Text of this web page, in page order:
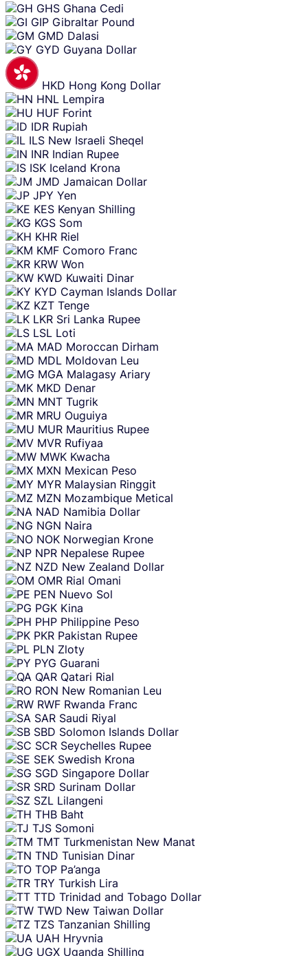
GHS Ghana Cedi
GIP Gibraltar Pound
GMD Dalasi
GYD Guyana Dollar
HKD Hong Kong Dollar
HNL Lempira
HUF Forint
IDR Rupiah
ILS New Israeli Sheqel
INR Indian Rupee
ISK Iceland Krona
JMD Jamaican Dollar
JPY Yen
KES Kenyan Shilling
KGS Som
KHR Riel
KMF Comoro Franc
KRW Won
KWD Kuwaiti Dinar
KYD Cayman Islands Dollar
KZT Tenge
LKR Sri Lanka Rupee
LSL Loti
MAD Moroccan Dirham
MDL Moldovan Leu
MGA Malagasy Ariary
MKD Denar
MNT Tugrik
MRU Ouguiya
MUR Mauritius Rupee
MVR Rufiyaa
MWK Kwacha
MXN Mexican Peso
MYR Malaysian Ringgit
MZN Mozambique Metical
NAD Namibia Dollar
NGN Naira
NOK Norwegian Krone
NPR Nepalese Rupee
NZD New Zealand Dollar
OMR Rial Omani
PEN Nuevo Sol
PGK Kina
PHP Philippine Peso
PKR Pakistan Rupee
PLN Zloty
PYG Guarani
QAR Qatari Rial
RON New Romanian Leu
RWF Rwanda Franc
SAR Saudi Riyal
SBD Solomon Islands Dollar
SCR Seychelles Rupee
SEK Swedish Krona
SGD Singapore Dollar
SRD Surinam Dollar
SZL Lilangeni
THB Baht
TJS Somoni
TMT Turkmenistan New Manat
TND Tunisian Dinar
TOP Pa’anga
TRY Turkish Lira
TTD Trinidad and Tobago Dollar
TWD New Taiwan Dollar
TZS Tanzanian Shilling
UAH Hryvnia
UGX Uganda Shilling